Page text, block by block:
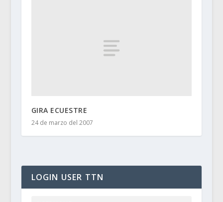
GIRA ECUESTRE
24 de marzo del 2007
LOGIN USER TTN